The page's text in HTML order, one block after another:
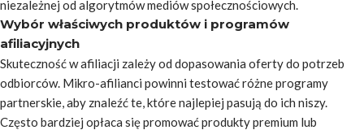
niezależnej od algorytmów mediów społecznościowych.
Wybór właściwych produktów i programów
afiliacyjnych
Skuteczność w afiliacji zależy od dopasowania oferty do potrzeb
odbiorców. Mikro-afilianci powinni testować różne programy
partnerskie, aby znaleźć te, które najlepiej pasują do ich niszy.
Często bardziej opłaca się promować produkty premium lub